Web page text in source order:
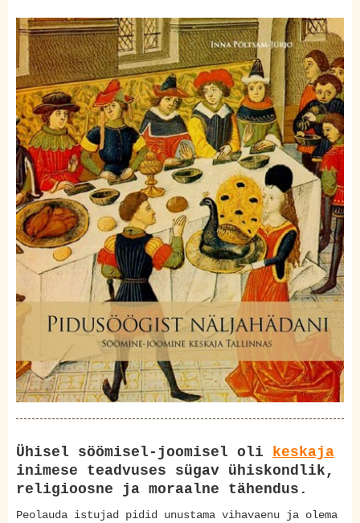
Ühisel söömisel-joomisel oli keskaja
inimese teadvuses sügav ühiskondlik,
religioosne ja moraalne tähendus.
Peolauda istujad pidid unustama vihavaenu ja olema